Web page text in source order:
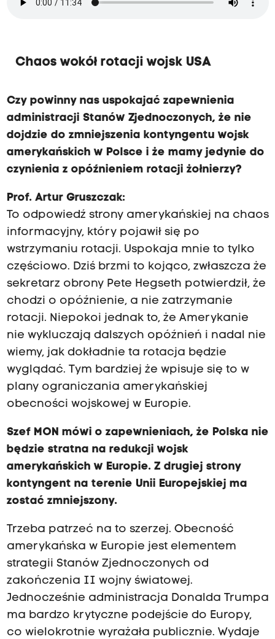
Chaos wokół rotacji wojsk USA
Czy powinny nas uspokajać zapewnienia
administracji Stanów Zjednoczonych, że nie
dojdzie do zmniejszenia kontyngentu wojsk
amerykańskich w Polsce i że mamy jedynie do
czynienia z opóźnieniem rotacji żołnierzy?
Prof. Artur Gruszczak:
To odpowiedź strony amerykańskiej na chaos
informacyjny, który pojawił się po
wstrzymaniu rotacji. Uspokaja mnie to tylko
częściowo. Dziś brzmi to kojąco, zwłaszcza że
sekretarz obrony Pete Hegseth potwierdził, że
chodzi o opóźnienie, a nie zatrzymanie
rotacji. Niepokoi jednak to, że Amerykanie
nie wykluczają dalszych opóźnień i nadal nie
wiemy, jak dokładnie ta rotacja będzie
wyglądać. Tym bardziej że wpisuje się to w
plany ograniczania amerykańskiej
obecności wojskowej w Europie.
Szef MON mówi o zapewnieniach, że Polska nie
będzie stratna na redukcji wojsk
amerykańskich w Europie. Z drugiej strony
kontyngent na terenie Unii Europejskiej ma
zostać zmniejszony.
Trzeba patrzeć na to szerzej. Obecność
amerykańska w Europie jest elementem
strategii Stanów Zjednoczonych od
zakończenia II wojny światowej.
Jednocześnie administracja Donalda Trumpa
ma bardzo krytyczne podejście do Europy,
co wielokrotnie wyrażała publicznie. Wydaje